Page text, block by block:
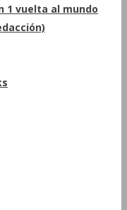
1 vuelta al mundo